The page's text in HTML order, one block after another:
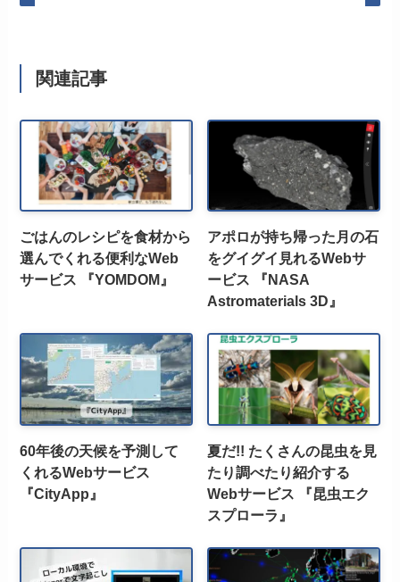
関連記事
ごはんのレシピを食材から
選んでくれる便利なWeb
サービス 『YOMDOM』
アポロが持ち帰った月の石
をグイグイ見れるWebサ
ービス 『NASA
Astromaterials 3D』
60年後の天候を予測して
くれるWebサービス
『CityApp』
夏だ!! たくさんの昆虫を見
たり調べたり紹介する
Webサービス 『昆虫エク
スプローラ』